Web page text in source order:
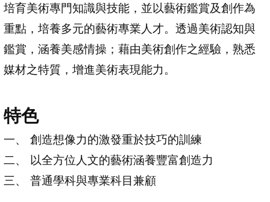
培育美術專門知識與技能，並以藝術鑑賞及創作為
重點，培養多元的藝術專業人才。透過美術認知與
鑑賞，涵養美感情操；藉由美術創作之經驗，熟悉
媒材之特質，增進美術表現能力。
特色
創造想像力的激發重於技巧的訓練
以全方位人文的藝術涵養豐富創造力
普通學科與專業科目兼顧